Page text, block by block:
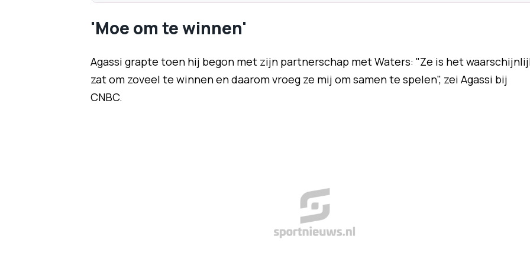
'Moe om te winnen'
Agassi grapte toen hij begon met zijn partnerschap met Waters: "Ze is het
zat om zoveel te winnen en daarom vroeg ze mij om samen te spelen", zei Agassi bij
CNBC.